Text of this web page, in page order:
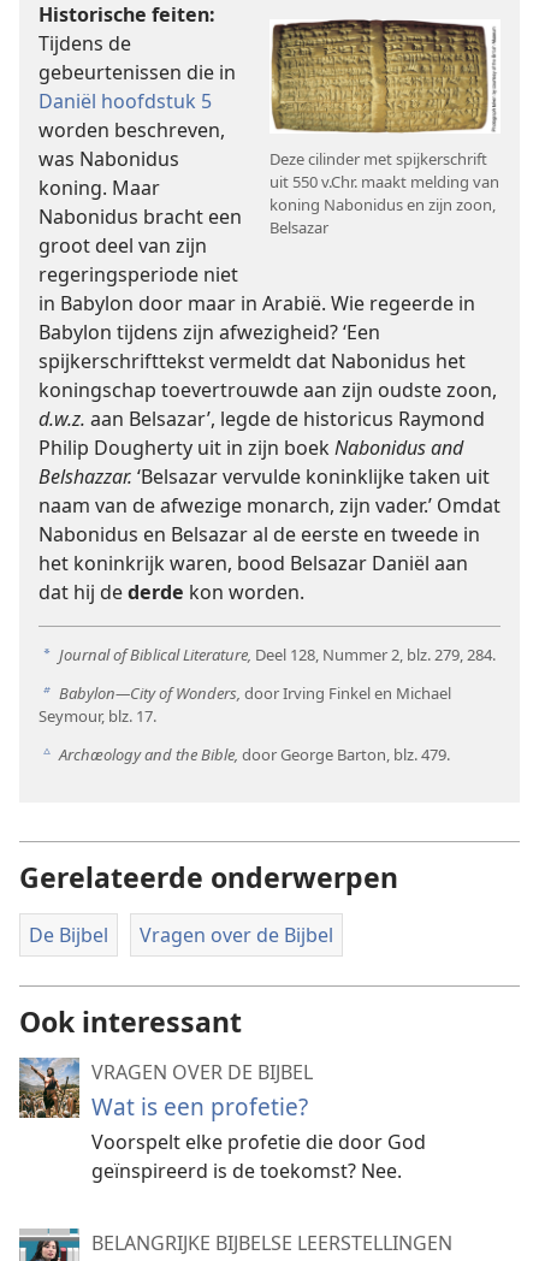
Deze cilinder met spijkerschrift
uit 550 v.Chr. maakt melding van
koning Nabonidus en zijn zoon,
Belsazar
Historische feiten:
Tijdens de
gebeurtenissen die in
Daniël hoofdstuk 5
worden beschreven,
was Nabonidus
koning. Maar
Nabonidus bracht een
groot deel van zijn
regeringsperiode niet
in Babylon door maar in Arabië. Wie regeerde in
Babylon tijdens zijn afwezigheid? ‘Een
spijkerschrifttekst vermeldt dat Nabonidus het
koningschap toevertrouwde aan zijn oudste zoon,
d.w.z. aan Belsazar’, legde de historicus Raymond
Philip Dougherty uit in zijn boekNabonidus and
Belshazzar. ‘Belsazar vervulde koninklijke taken uit
naam van de afwezige monarch, zijn vader.’ Omdat
Nabonidus en Belsazar al de eerste en tweede in
het koninkrijk waren, bood Belsazar Daniël aan
dat hij dederde kon worden.
a Journal of Biblical Literature, Deel 128, Nummer 2, blz. 279, 284.
b Babylon—City of Wonders, door Irving Finkel en Michael
Seymour, blz. 17.
c Archæology and the Bible, door George Barton, blz. 479.
Gerelateerde onderwerpen
De Bijbel Vragen over de Bijbel
Ook interessant
VRAGEN OVER DE BIJBEL
Wat is een profetie?
Voorspelt elke profetie die door God
geïnspireerd is de toekomst? Nee.
BELANGRIJKE BIJBELSE LEERSTELLINGEN